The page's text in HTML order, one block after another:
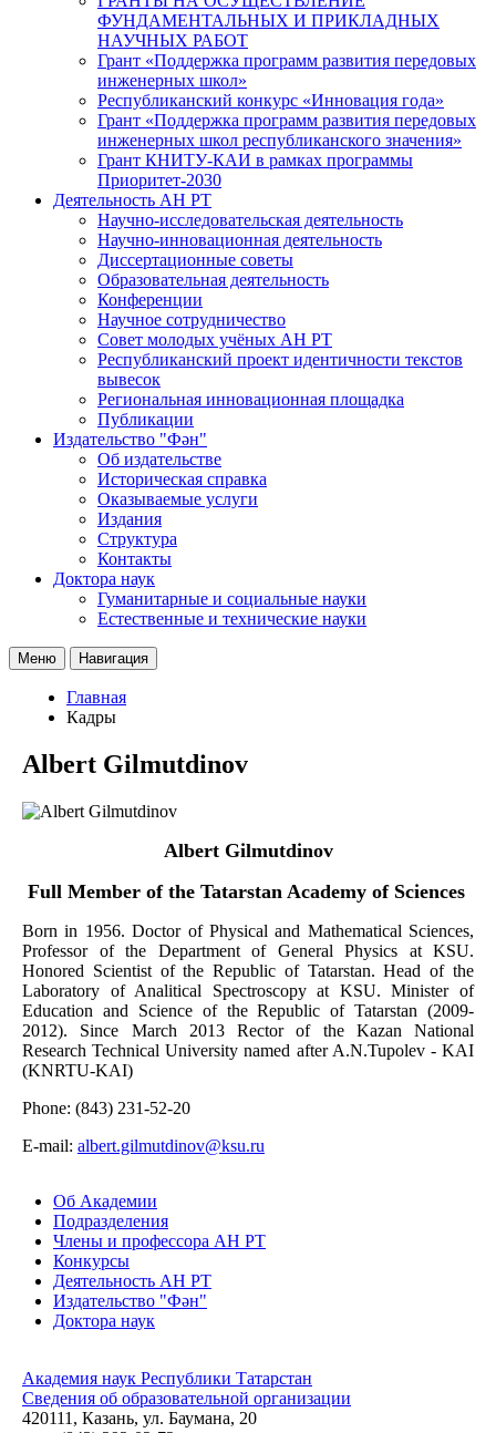
ФУНДАМЕНТАЛЬНЫХ И ПРИКЛАДНЫХ
НАУЧНЫХ РАБОТ
Грант «Поддержка программ развития передовых
инженерных школ»
Республиканский конкурс «Инновация года»
Грант «Поддержка программ развития передовых
инженерных школ республиканского значения»
Грант КНИТУ-КАИ в рамках программы
Приоритет-2030
Деятельность АН РТ
Научно-исследовательская деятельность
Научно-инновационная деятельность
Диссертационные советы
Образовательная деятельность
Конференции
Научное сотрудничество
Совет молодых учёных АН РТ
Республиканский проект идентичности текстов
вывесок
Региональная инновационная площадка
Публикации
Издательство "Фән"
Об издательстве
Историческая справка
Оказываемые услуги
Издания
Структура
Контакты
Доктора наук
Гуманитарные и социальные науки
Естественные и технические науки
Меню Навигация
Главная
Кадры
Albert Gilmutdinov
Albert Gilmutdinov
Full Member of the Tatarstan Academy of Sciences
Born in 1956. Doctor of Physical and Mathematical Sciences,
Professor of the Department of General Physics at KSU.
Honored Scientist of the Republic of Tatarstan. Head of the
Laboratory of Analitical Spectroscopy at KSU. Minister of
Education and Science of the Republic of Tatarstan (2009-
2012). Since March 2013 Rector of the Kazan National
Research Technical University named after A.N.Tupolev - KAI
(KNRTU-KAI)
Phone: (843) 231-52-20
E-mail: albert.gilmutdinov@ksu.ru
Об Академии
Подразделения
Члены и профессора АН РТ
Конкурсы
Деятельность АН РТ
Издательство "Фән"
Доктора наук
Академия наук Республики Татарстан
Сведения об образовательной организации
420111, Казань, ул. Баумана, 20